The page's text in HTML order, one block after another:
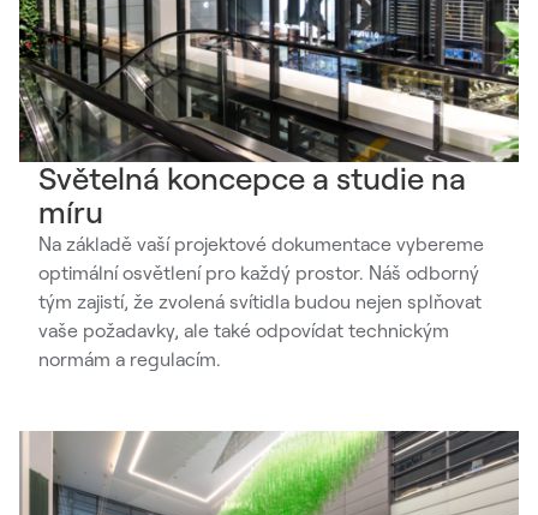
Světelná koncepce a studie na
míru
Na základě vaší projektové dokumentace vybereme
optimální osvětlení pro každý prostor. Náš odborný
tým zajistí, že zvolená svítidla budou nejen splňovat
vaše požadavky, ale také odpovídat technickým
normám a regulacím.